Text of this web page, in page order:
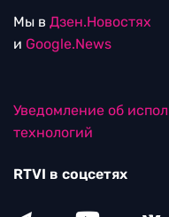
Мы в Дзен.Новостях
и Google.News
Уведомление об
технологий
RTVI в соцсетях